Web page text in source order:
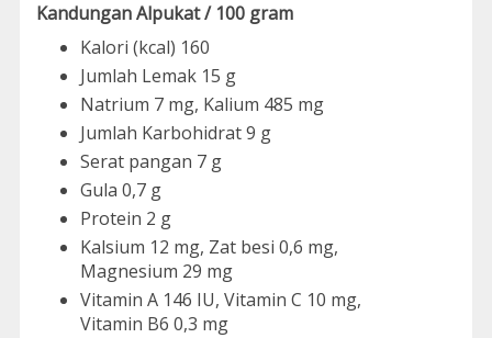
Kandungan Alpukat / 100 gram
Kalori (kcal) 160
Jumlah Lemak 15 g
Natrium 7 mg, Kalium 485 mg
Jumlah Karbohidrat 9 g
Serat pangan 7 g
Gula 0,7 g
Protein 2 g
Kalsium 12 mg, Zat besi 0,6 mg,
Magnesium 29 mg
Vitamin A 146 IU, Vitamin C 10 mg,
Vitamin B6 0,3 mg